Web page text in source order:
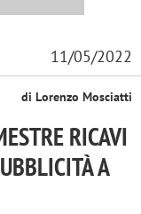
11/05/2022
di Lorenzo Mosciatti
RICAVI
A